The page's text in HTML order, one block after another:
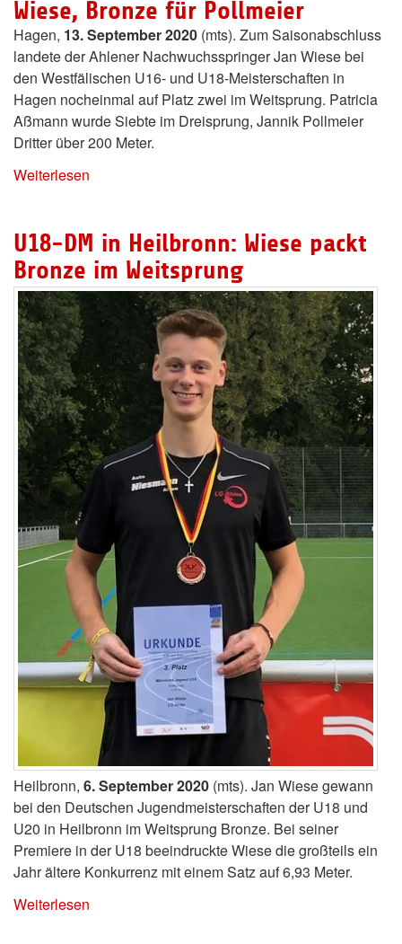
Wiese, Bronze für Pollmeier
Hagen, 13. September 2020 (mts). Zum Saisonabschluss
landete der Ahlener Nachwuchsspringer Jan Wiese bei
den Westfälischen U16- und U18-Meisterschaften in
Hagen nocheinmal auf Platz zwei im Weitsprung. Patricia
Aßmann wurde Siebte im Dreisprung, Jannik Pollmeier
Dritter über 200 Meter.
Weiterlesen
U18-DM in Heilbronn: Wiese packt
Bronze im Weitsprung
Heilbronn, 6. September 2020 (mts). Jan Wiese gewann
bei den Deutschen Jugendmeisterschaften der U18 und
U20 in Heilbronn im Weitsprung Bronze. Bei seiner
Premiere in der U18 beeindruckte Wiese die großteils ein
Jahr ältere Konkurrenz mit einem Satz auf 6,93 Meter.
Weiterlesen